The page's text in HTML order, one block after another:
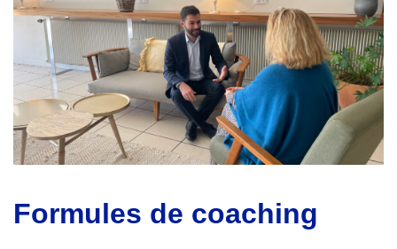
Formules de coaching